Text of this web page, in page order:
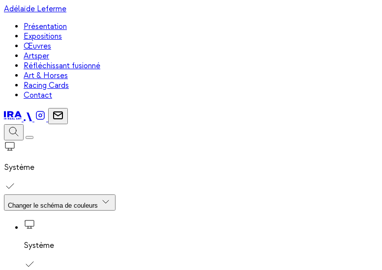
Adélaïde Leferme
Présentation
Expositions
Œuvres
Artsper
Réfléchissant fusionné
Art & Horses
Racing Cards
Contact
Système
Changer le schéma de couleurs
Système